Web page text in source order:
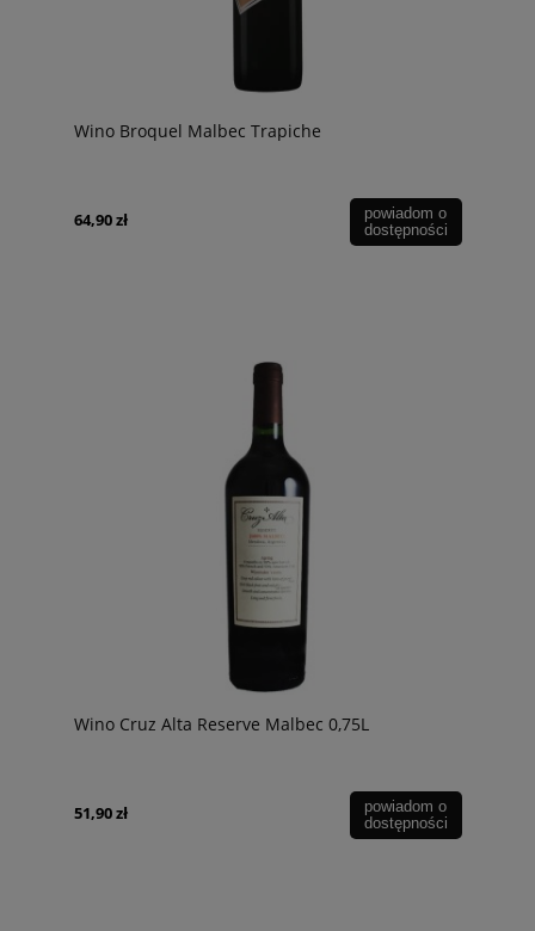
Wino Broquel Malbec Trapiche
64,90 zł
powiadom o
dostępności
Wino Cruz Alta Reserve Malbec 0,75L
51,90 zł
powiadom o
dostępności